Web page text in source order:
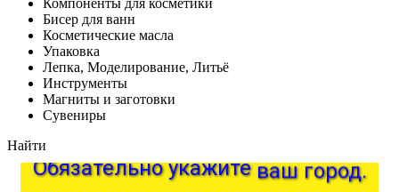
Компоненты для косметики
Бисер для ванн
Косметические масла
Упаковка
Лепка, Моделирование, Литьё
Инструменты
Магниты и заготовки
Сувениры
Найти
Обязательно
укажите ваш город.